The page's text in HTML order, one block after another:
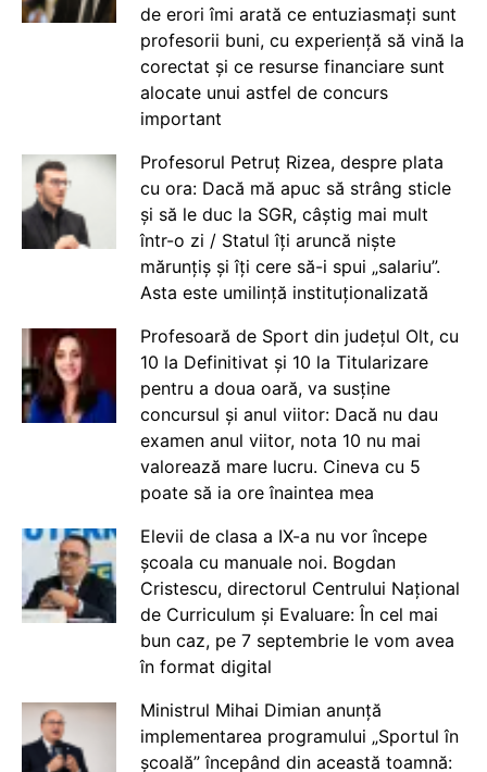
de erori îmi arată ce entuziasmați sunt
profesorii buni, cu experiență să vină la
corectat și ce resurse financiare sunt
alocate unui astfel de concurs
important
Profesorul Petruț Rizea, despre plata
cu ora: Dacă mă apuc să strâng sticle
și să le duc la SGR, câștig mai mult
într-o zi / Statul îți aruncă niște
mărunțiș și îți cere să-i spui „salariu”.
Asta este umilință instituționalizată
Profesoară de Sport din județul Olt, cu
10 la Definitivat și 10 la Titularizare
pentru a doua oară, va susține
concursul și anul viitor: Dacă nu dau
examen anul viitor, nota 10 nu mai
valorează mare lucru. Cineva cu 5
poate să ia ore înaintea mea
Elevii de clasa a IX-a nu vor începe
școala cu manuale noi. Bogdan
Cristescu, directorul Centrului Național
de Curriculum și Evaluare: În cel mai
bun caz, pe 7 septembrie le vom avea
în format digital
Ministrul Mihai Dimian anunță
implementarea programului „Sportul în
școală” începând din această toamnă: